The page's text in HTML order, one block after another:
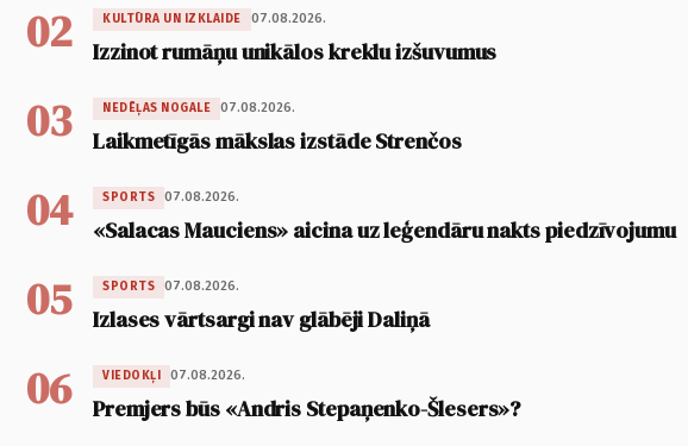
02 KULTŪRA UN IZKLAIDE 07.08.2026.
Izzinot rumāņu unikālos kreklu izšuvumus
03 NEDĒĻAS NOGALE 07.08.2026.
Laikmetīgās mākslas izstāde Strenčos
04 SPORTS 07.08.2026.
«Salacas Mauciens» aicina uz leģendāru nakts piedzīvojumu
05 SPORTS 07.08.2026.
Izlases vārtsargi nav glābēji Daliņā
06 VIEDOKĻI 07.08.2026.
Premjers būs «Andris Stepaņenko-Šlesers»?